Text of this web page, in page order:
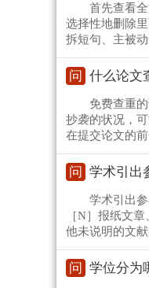
首先查看
选择性地删除
拆短句、主被
问 什么论文
免费查重
抄袭的状况，
在提交论文的
问 学术引出
学术引出
［N］报纸文
他未说明的文
问 学位分为